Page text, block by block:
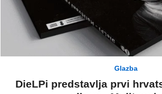
Glazba
DieLPi predstavlja prvi